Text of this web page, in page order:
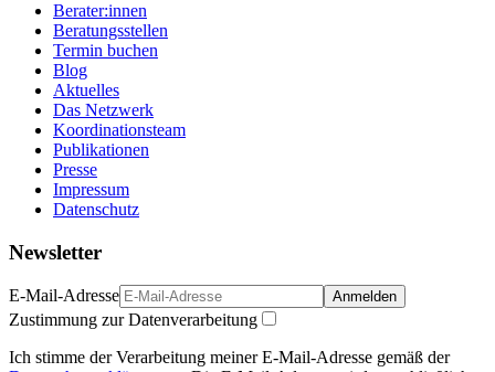
Berater:innen
Beratungsstellen
Termin buchen
Blog
Aktuelles
Das Netzwerk
Koordinationsteam
Publikationen
Presse
Impressum
Datenschutz
Newsletter
E-Mail-Adresse Anmelden
Zustimmung zur Datenverarbeitung
Ich stimme der Verarbeitung meiner E-Mail-Adresse gemäß der